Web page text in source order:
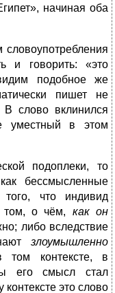
начиная оба
словоупотребления
и говорить: «это
подобное же
пишет не
В слово вклинился
уместный в этом
подоплеки, то
бессмысленные
что индивид
том, о чём, как он
либо вследствие
злоумышленно
том контексте, в
его смысл стал
это слово